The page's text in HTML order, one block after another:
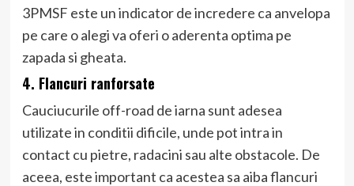
3PMSF este un indicator de incredere ca anvelopa
pe care o alegi va oferi o aderenta optima pe
zapada si gheata.
4. Flancuri ranforsate
Cauciucurile off-road de iarna sunt adesea
utilizate in conditii dificile, unde pot intra in
contact cu pietre, radacini sau alte obstacole. De
aceea, este important ca acestea sa aiba flancuri